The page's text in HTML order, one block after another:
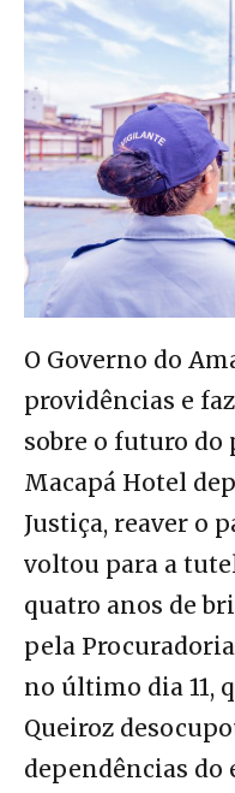
O Governo do
providências e
sobre o futuro
Macapá Hotel
Justiça, reaver o
voltou para a
quatro anos de
pela
no último dia 11,
Queiroz
dependências do